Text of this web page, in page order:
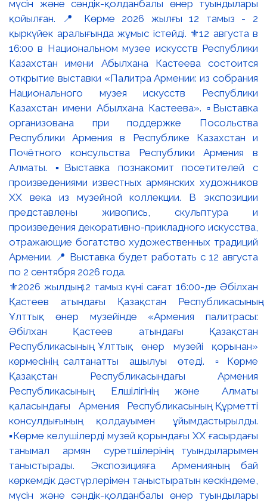
⚜️2026 жылдың 12 тамыз күні сағат 16:00-де Әбілхан
Қастеев атындағы Қазақстан Республикасының
Ұлттық өнер музейінде «Армения палитрасы:
Әбілхан Қастеев атындағы Қазақстан
Республикасының Ұлттық өнер музейі қорынан»
көрмесінің салтанатты ашылуы өтеді. ▫️Көрме
Қазақстан Республикасындағы Армения
Республикасының Елшілігінің және Алматы
қаласындағы Армения Республикасының Құрметті
консулдығының қолдауымен ұйымдастырылды.
▪️Көрме келушілерді музей қорындағы ХХ ғасырдағы
танымал армян суретшілерінің туындыларымен
таныстырады. Экспозицияға Арменияның бай
көркемдік дәстүрлерімен таныстыратын кескіндеме,
мүсін және сәндік-қолданбалы өнер туындылары